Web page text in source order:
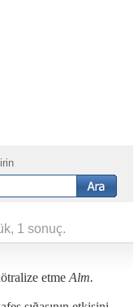
1 sonuç.
etme Alm.